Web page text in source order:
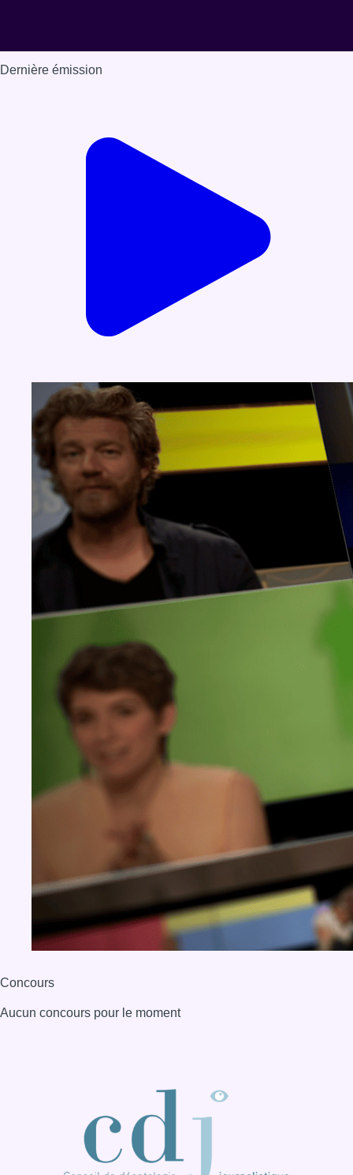
Dernière émission
Concours
Aucun concours pour le moment